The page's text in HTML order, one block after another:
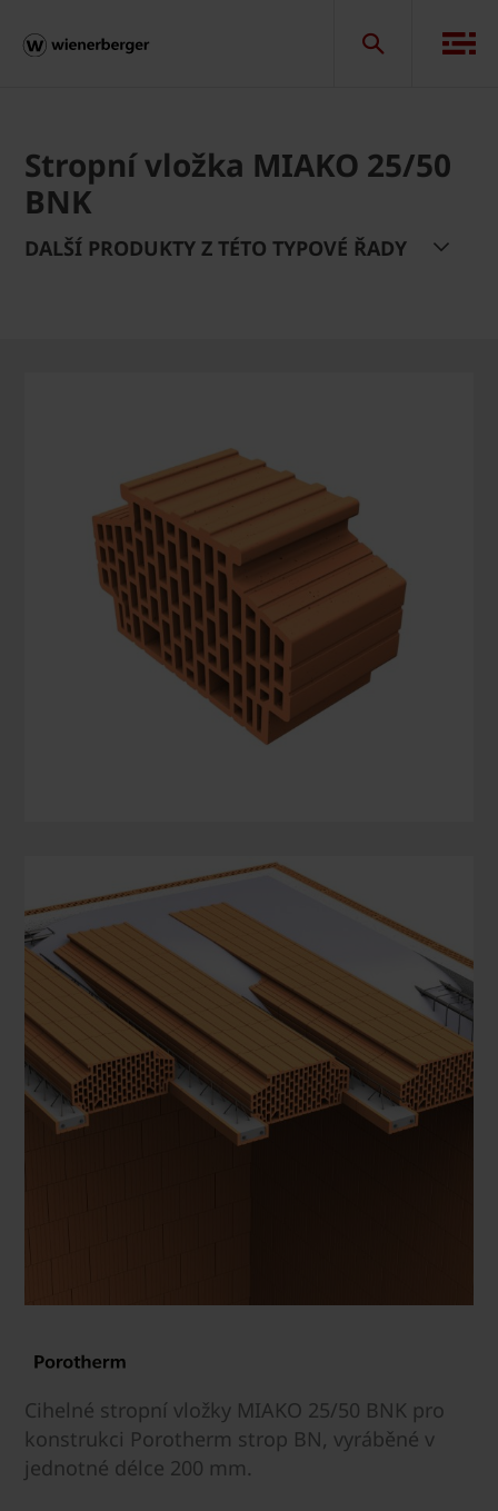
Stropní vložka MIAKO 25/50
BNK
DALŠÍ PRODUKTY Z TÉTO TYPOVÉ ŘADY
Cihelné stropní vložky MIAKO 25/50 BNK pro
konstrukci Porotherm strop BN, vyráběné v
jednotné délce 200 mm.